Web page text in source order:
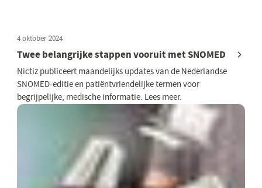
4 oktober 2024
Twee belangrijke stappen vooruit met SNOMED
Nictiz publiceert maandelijks updates van de Nederlandse
SNOMED-editie en patiëntvriendelijke termen voor
begrijpelijke, medische informatie. Lees meer.